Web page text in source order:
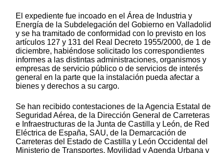
El expediente fue incoado en el Área de Industria y
Energía de la Subdelegación del Gobierno en Valladolid
y se ha tramitado de conformidad con lo previsto en los
artículos 127 y 131 del Real Decreto 1955/2000, de 1 de
diciembre, habiéndose solicitado los correspondientes
informes a las distintas administraciones, organismos y
empresas de servicio público o de servicios de interés
general en la parte que la instalación pueda afectar a
bienes y derechos a su cargo.
Se han recibido contestaciones de la Agencia Estatal de
Seguridad Aérea, de la Dirección General de Carreteras
e Infraestructuras de la Junta de Castilla y León, de Red
Eléctrica de España, SAU, de la Demarcación de
Carreteras del Estado de Castilla y León Occidental del
Ministerio de Transportes, Movilidad y Agenda Urbana y